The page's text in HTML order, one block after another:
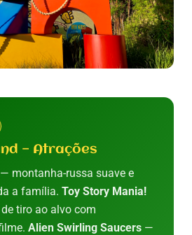
— Atrações
— montanha-russa suave e
a família. Toy Story Mania!
tiro ao alvo com
Alien Swirling Saucers —